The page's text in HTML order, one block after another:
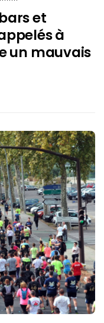
et
à
un mauvais